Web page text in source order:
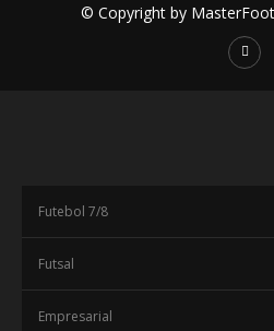
© Copyright by
Futebol 7/8
Futsal
Empresarial